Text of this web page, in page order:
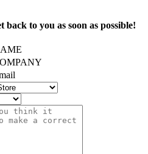
to you as soon as possible!